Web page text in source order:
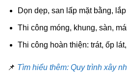
Dọn dẹp, san lấp mặt bằng,
Thi công móng, khung, sàn,
Thi công hoàn thiện: trát, ốp
📌 Tìm hiểu thêm: Quy trình xây